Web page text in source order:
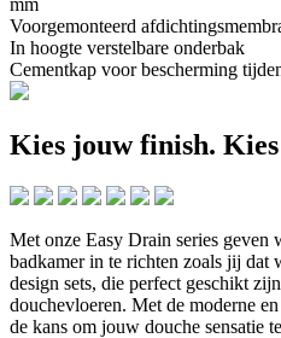
mm
Voorgemonteerd
In hoogte verstelbare onderbak
Cementkap voor bescherming
Kies jouw finish.
Met onze Easy Drain series
badkamer in te richten zoals jij dat
design sets, die perfect geschikt
douchevloeren. Met de moderne
de kans om jouw douche sensatie